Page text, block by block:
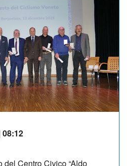
08:12
del Centro Civico “Aldo